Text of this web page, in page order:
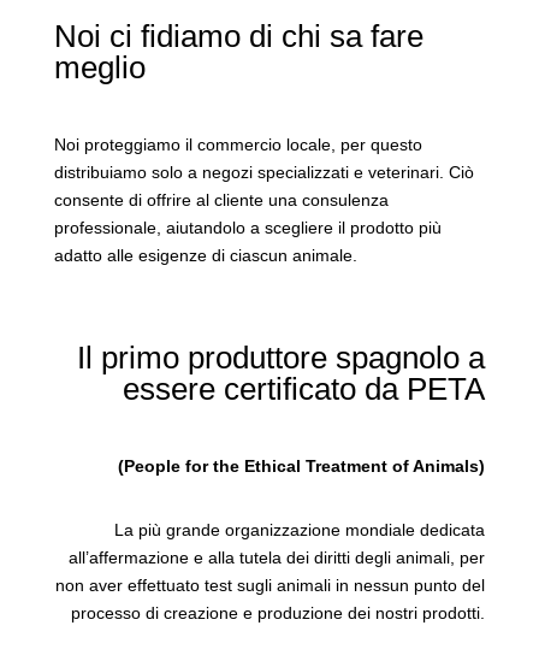
Noi ci fidiamo di chi sa fare
meglio
Noi proteggiamo il commercio locale, per questo
distribuiamo solo a negozi specializzati e veterinari. Ciò
consente di offrire al cliente una consulenza
professionale, aiutandolo a scegliere il prodotto più
adatto alle esigenze di ciascun animale.
Il primo produttore spagnolo a
essere certificato da PETA
(People for the Ethical Treatment of Animals)
La più grande organizzazione mondiale dedicata
all’affermazione e alla tutela dei diritti degli animali, per
non aver effettuato test sugli animali in nessun punto del
processo di creazione e produzione dei nostri prodotti.